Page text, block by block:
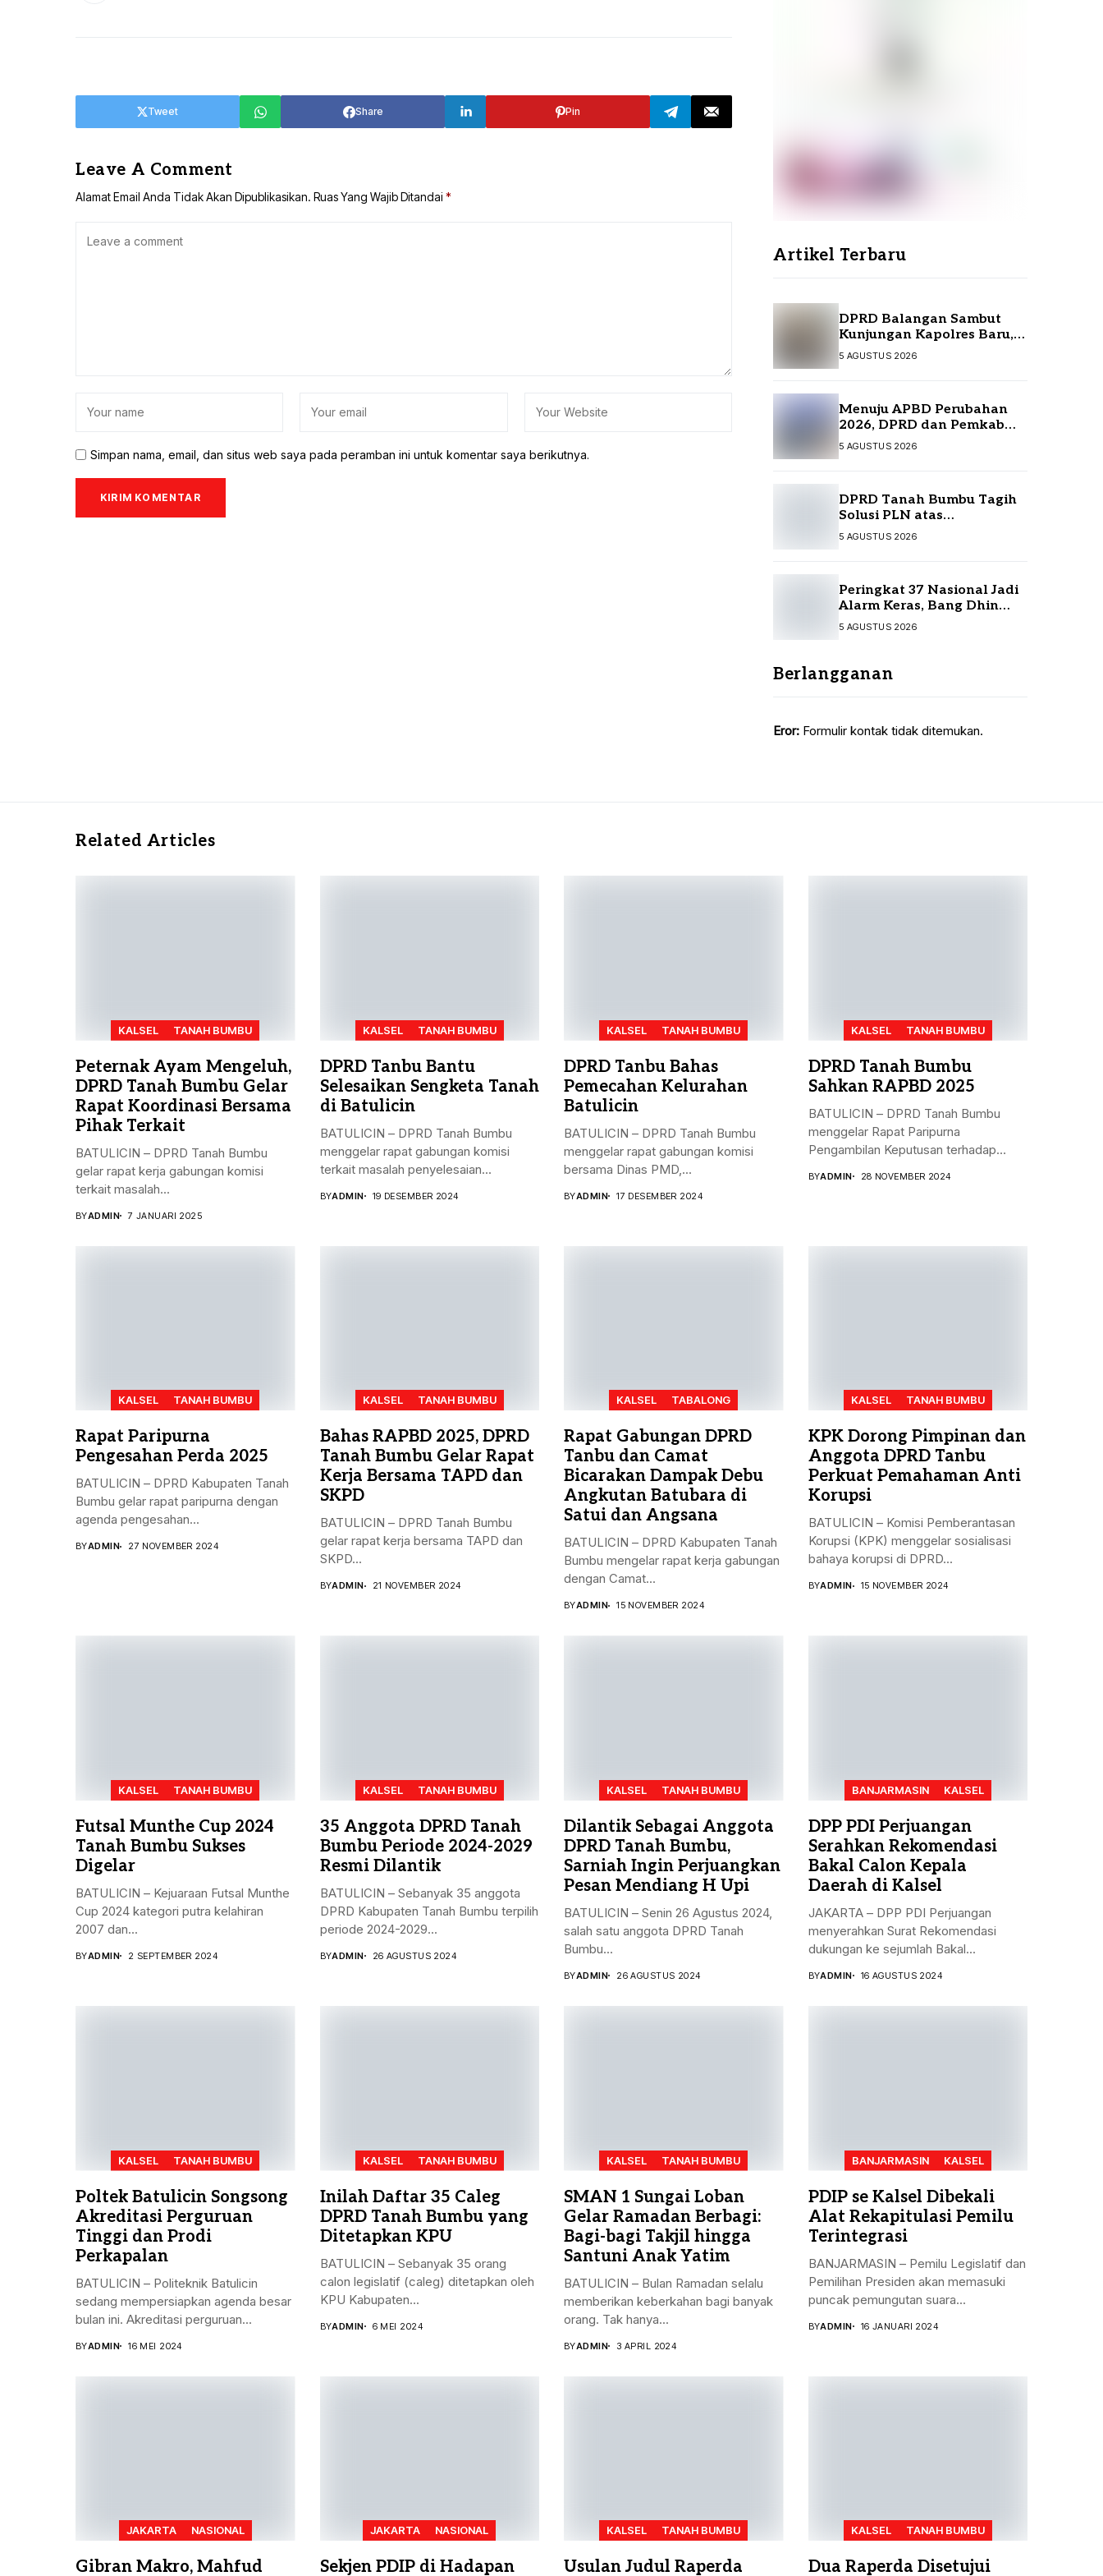
TANAH LAUT
Share
Tweet Pin
Leave A Comment
Alamat Email Anda Tidak Akan Dipublikasikan. Ruas Yang Wajib Ditandai *
Simpan nama, email, dan situs web saya pada peramban ini untuk komentar saya berikutnya.
Artikel Terbaru
DPRD Balangan Sambut
Kunjungan Kapolres Baru,
Perkuat Sinergi
5 AGUSTUS 2026
Menuju APBD Perubahan
2026, DPRD dan Pemkab
Tanah Bumbu Resmi
5 AGUSTUS 2026
DPRD Tanah Bumbu Tagih
Solusi PLN atas
Pemadaman Listrik,
5 AGUSTUS 2026
Peringkat 37 Nasional Jadi
Alarm Keras, Bang Dhin
Desak Evaluasi Total
5 AGUSTUS 2026
Berlangganan
Eror: Formulir kontak tidak ditemukan.
Related Articles
KALSEL TANAH BUMBU
Peternak Ayam Mengeluh,
DPRD Tanah Bumbu Gelar
Rapat Koordinasi Bersama
Pihak Terkait
BATULICIN – DPRD Tanah Bumbu
gelar rapat kerja gabungan komisi
terkait masalah...
BYADMIN 7 JANUARI 2025
KALSEL TANAH BUMBU
DPRD Tanbu Bantu
Selesaikan Sengketa Tanah
di Batulicin
BATULICIN – DPRD Tanah Bumbu
menggelar rapat gabungan komisi
terkait masalah penyelesaian...
BYADMIN 19 DESEMBER 2024
KALSEL TANAH BUMBU
DPRD Tanbu Bahas
Pemecahan Kelurahan
Batulicin
BATULICIN – DPRD Tanah Bumbu
menggelar rapat gabungan komisi
bersama Dinas PMD,...
BYADMIN 17 DESEMBER 2024
KALSEL TANAH BUMBU
DPRD Tanah Bumbu
Sahkan RAPBD 2025
BATULICIN – DPRD Tanah Bumbu
menggelar Rapat Paripurna
Pengambilan Keputusan terhadap
BYADMIN 28 NOVEMBER 2024
KALSEL TANAH BUMBU
Rapat Paripurna
Pengesahan Perda 2025
BATULICIN – DPRD Kabupaten Tanah
Bumbu gelar rapat paripurna dengan
agenda pengesahan...
BYADMIN 27 NOVEMBER 2024
KALSEL TANAH BUMBU
Bahas RAPBD 2025, DPRD
Tanah Bumbu Gelar Rapat
Kerja Bersama TAPD dan
SKPD
BATULICIN – DPRD Tanah Bumbu
gelar rapat kerja bersama TAPD dan
SKPD...
BYADMIN 21 NOVEMBER 2024
KALSEL TABALONG
Rapat Gabungan DPRD
Tanbu dan Camat
Bicarakan Dampak Debu
Angkutan Batubara di
Satui dan Angsana
BATULICIN – DPRD Kabupaten Tanah
Bumbu mengelar rapat kerja gabungan
dengan Camat...
BYADMIN 15 NOVEMBER 2024
KALSEL TANAH BUMBU
KPK Dorong Pimpinan dan
Anggota DPRD Tanbu
Perkuat Pemahaman Anti
Korupsi
BATULICIN – Komisi Pemberantasan
Korupsi (KPK) menggelar sosialisasi
bahaya korupsi di DPRD...
BYADMIN 15 NOVEMBER 2024
KALSEL TANAH BUMBU
Futsal Munthe Cup 2024
Tanah Bumbu Sukses
Digelar
BATULICIN – Kejuaraan Futsal Munthe
Cup 2024 kategori putra kelahiran
2007 dan...
BYADMIN 2 SEPTEMBER 2024
KALSEL TANAH BUMBU
35 Anggota DPRD Tanah
Bumbu Periode 2024-2029
Resmi Dilantik
BATULICIN – Sebanyak 35 anggota
DPRD Kabupaten Tanah Bumbu terpilih
periode 2024-2029...
BYADMIN 26 AGUSTUS 2024
KALSEL TANAH BUMBU
Dilantik Sebagai Anggota
DPRD Tanah Bumbu,
Sarniah Ingin Perjuangkan
Pesan Mendiang H Upi
BATULICIN – Senin 26 Agustus 2024,
salah satu anggota DPRD Tanah
Bumbu...
BYADMIN 26 AGUSTUS 2024
BANJARMASIN KALSEL
DPP PDI Perjuangan
Serahkan Rekomendasi
Bakal Calon Kepala
Daerah di Kalsel
JAKARTA – DPP PDI Perjuangan
menyerahkan Surat Rekomendasi
dukungan ke sejumlah Bakal...
BYADMIN 16 AGUSTUS 2024
KALSEL TANAH BUMBU
Poltek Batulicin Songsong
Akreditasi Perguruan
Tinggi dan Prodi
Perkapalan
BATULICIN – Politeknik Batulicin
sedang mempersiapkan agenda besar
bulan ini. Akreditasi perguruan...
BYADMIN 16 MEI 2024
KALSEL TANAH BUMBU
Inilah Daftar 35 Caleg
DPRD Tanah Bumbu yang
Ditetapkan KPU
BATULICIN – Sebanyak 35 orang
calon legislatif (caleg) ditetapkan oleh
KPU Kabupaten...
BYADMIN 6 MEI 2024
KALSEL TANAH BUMBU
SMAN 1 Sungai Loban
Gelar Ramadan Berbagi:
Bagi-bagi Takjil hingga
Santuni Anak Yatim
BATULICIN – Bulan Ramadan selalu
memberikan keberkahan bagi banyak
orang. Tak hanya...
BYADMIN 3 APRIL 2024
BANJARMASIN KALSEL
PDIP se Kalsel Dibekali
Alat Rekapitulasi Pemilu
Terintegrasi
BANJARMASIN – Pemilu Legislatif dan
Pemilihan Presiden akan memasuki
puncak pemungutan suara...
BYADMIN 16 JANUARI 2024
JAKARTA NASIONAL
Gibran Makro, Mahfud
JAKARTA NASIONAL
Sekjen PDIP di Hadapan
KALSEL TANAH BUMBU
Usulan Judul Raperda
KALSEL TANAH BUMBU
Dua Raperda Disetujui